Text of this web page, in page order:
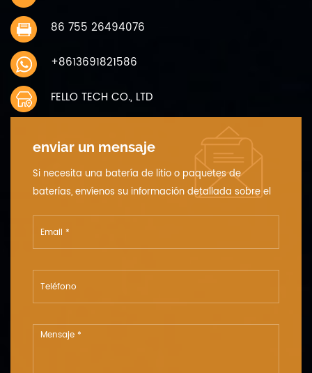
temperatura de
almacenamiento 1 mes -10 ~ 45
℃ carga al 40% ~ 50% de la
capacidad cuando se almacena
6 meses -10 ~ 30 ℃ 12 humedad
de almacenamiento 45% ~ 75 ％
humedad relativa 13 peso aprox
capacidad≥80%
86 755 26494076
+8613691821586
FELLO TECH CO., LTD
enviar un mensaje
Si necesita una batería de litio o paquetes de
baterías, envíenos su información detallada sobre el